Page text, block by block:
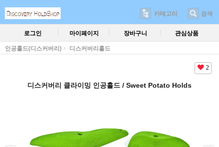
카테고리 검색
로그인 마이페이지 장바구니 관심상품
인공홀드(디스커버리) 디스커버리홀드
2
디스커버리 클라이밍 인공홀드 / Sweet Potato Holds